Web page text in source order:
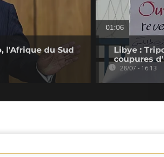
l'Afrique du Sud
01:06
Libye :
coupures
28/07 - 16:13